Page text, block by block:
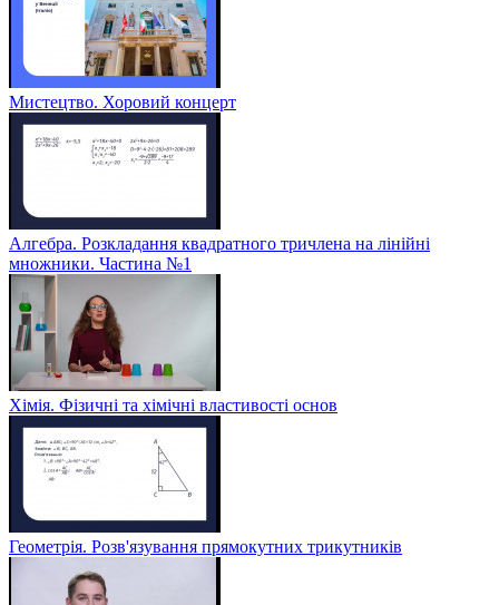
Мистецтво. Хоровий концерт
Алгебра. Розкладання квадратного тричлена на лінійні
множники. Частина №1
Хімія. Фізичні та хімічні властивості основ
Геометрія. Розв'язування прямокутних трикутників